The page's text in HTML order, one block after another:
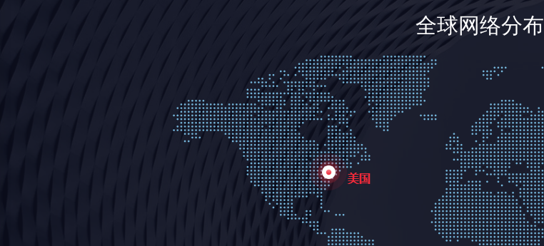
全球网络分布